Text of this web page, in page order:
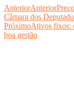
AnteriorAnterior
Câmara dos
PróximoAtivos fixos:
boa gestão